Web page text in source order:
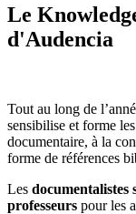
Le
d'Audencia
Tout au long de
sensibilise et forme
documentaire, à la
forme de références
Les documentalistes
professeurs pour les